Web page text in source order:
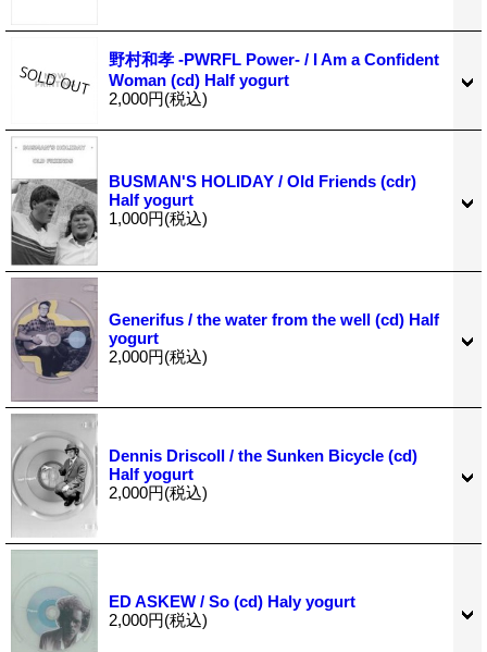
野村和孝 -PWRFL Power- / I Am a Confident
Woman (cd) Half yogurt
2,000円(税込)
BUSMAN'S HOLIDAY / Old Friends (cdr)
Half yogurt
1,000円(税込)
Generifus / the water from the well (cd) Half
yogurt
2,000円(税込)
Dennis Driscoll / the Sunken Bicycle (cd)
Half yogurt
2,000円(税込)
ED ASKEW / So (cd) Haly yogurt
2,000円(税込)